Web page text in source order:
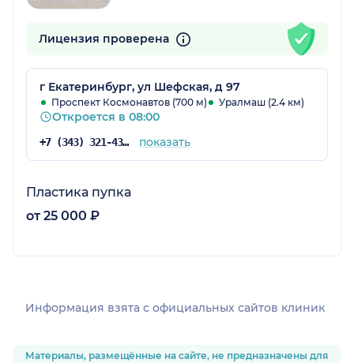
Лицензия проверена
г Екатеринбург, ул Шефская, д 97
Проспект Космонавтов (700 м) Уралмаш (2.4 км)
Откроется в 08:00
+7 (343) 321-43-11 показать
Пластика пупка
от 25 000 ₽
Информация взята c официальных сайтов клиник
Материалы, размещённые на сайте, не предназначены для